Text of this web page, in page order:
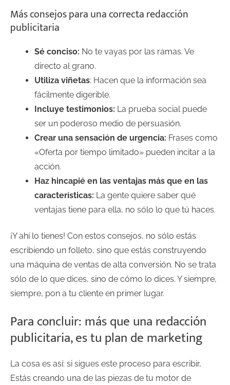
Más consejos para una correcta redacción
publicitaria
Sé conciso: No te vayas por las ramas. Ve
directo al grano.
Utiliza viñetas: Hacen que la información sea
fácilmente digerible.
Incluye testimonios: La prueba social puede
ser un poderoso medio de persuasión.
Crear una sensación de urgencia: Frases como
«Oferta por tiempo limitado» pueden incitar a la
acción.
Haz hincapié en las ventajas más que en las
características: La gente quiere saber qué
ventajas tiene para ella, no sólo lo que tú haces.
¡Y ahí lo tienes! Con estos consejos, no sólo estás
escribiendo un folleto, sino que estás construyendo
una máquina de ventas de alta conversión. No se trata
sólo de lo que dices, sino de cómo lo dices. Y siempre,
siempre, pon a tu cliente en primer lugar.
Para concluir: más que una redacción
publicitaria, es tu plan de marketing
La cosa es así: si sigues este proceso para escribir,
Estás creando una de las piezas de tu motor de